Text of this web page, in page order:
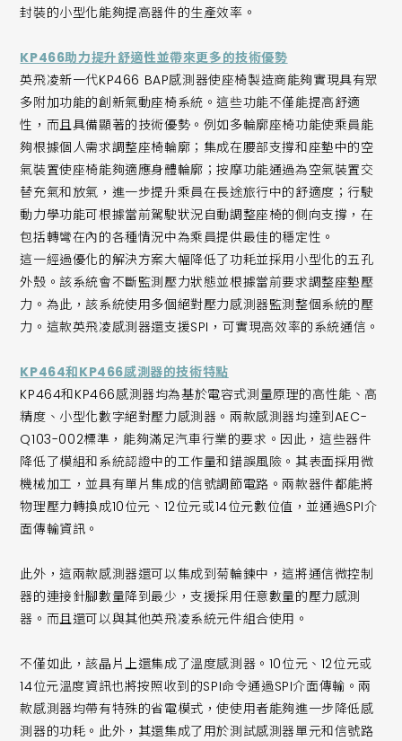
封裝的小型化能夠提高器件的生產效率。
KP466助力提升舒適性並帶來更多的技術優勢
英飛凌新一代KP466 BAP感測器使座椅製造商能夠實現具有眾
多附加功能的創新氣動座椅系統。這些功能不僅能提高舒適
性，而且具備顯著的技術優勢。例如多輪廓座椅功能使乘員能
夠根據個人需求調整座椅輪廓；集成在腰部支撐和座墊中的空
氣裝置使座椅能夠適應身體輪廓；按摩功能通過為空氣裝置交
替充氣和放氣，進一步提升乘員在長途旅行中的舒適度；行駛
動力學功能可根據當前駕駛狀況自動調整座椅的側向支撐，在
包括轉彎在內的各種情況中為乘員提供最佳的穩定性。
這一經過優化的解決方案大幅降低了功耗並採用小型化的五孔
外殼。該系統會不斷監測壓力狀態並根據當前要求調整座墊壓
力。為此，該系統使用多個絕對壓力感測器監測整個系統的壓
力。這款英飛凌感測器還支援SPI，可實現高效率的系統通信。
KP464和KP466感測器的技術特點
KP464和KP466感測器均為基於電容式測量原理的高性能、高
精度、小型化數字絕對壓力感測器。兩款感測器均達到AEC-
Q103-002標準，能夠滿足汽車行業的要求。因此，這些器件
降低了模組和系統認證中的工作量和錯誤風險。其表面採用微
機械加工，並具有單片集成的信號調節電路。兩款器件都能將
物理壓力轉換成10位元、12位元或14位元數位值，並通過SPI介
面傳輸資訊。
此外，這兩款感測器還可以集成到菊輪鍊中，這將通信微控制
器的連接針腳數量降到最少，支援採用任意數量的壓力感測
器。而且還可以與其他英飛凌系統元件組合使用。
不僅如此，該晶片上還集成了溫度感測器。10位元、12位元或
14位元溫度資訊也將按照收到的SPI命令通過SPI介面傳輸。兩
款感測器均帶有特殊的省電模式，使使用者能夠進一步降低感
測器的功耗。此外，其還集成了用於測試感測器單元和信號路